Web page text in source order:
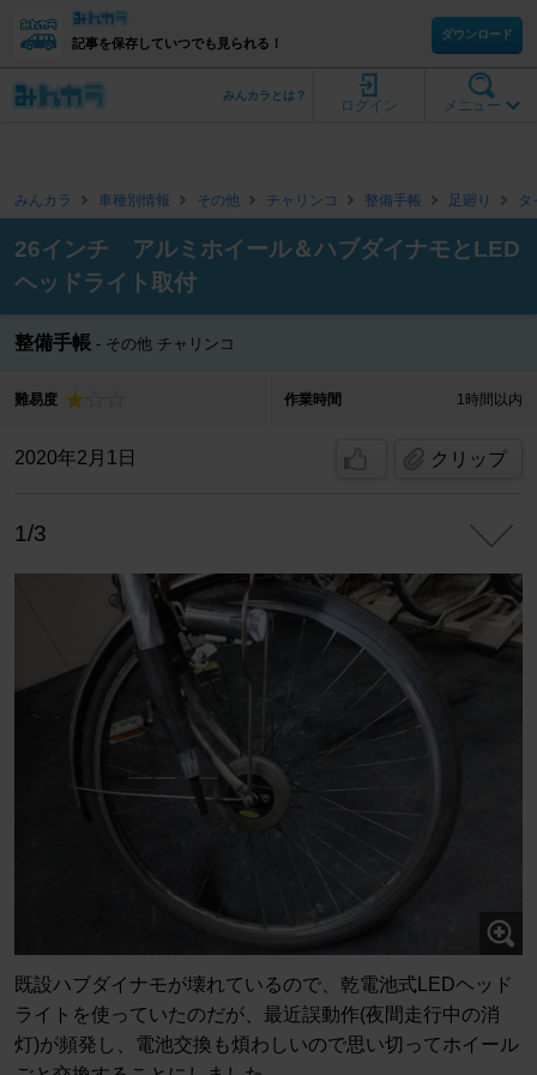
記事を保存していつでも見られる！
ダウンロード
メニュー
ログイン
みんカラとは？
みんカラ 車種別情報 その他 チャリンコ 整備手帳 足廻り タ
26インチ アルミホイール＆ハブダイナモとLED
ヘッドライト取付
整備手帳 その他 チャリンコ
難易度 作業時間 1時間以内
2020年2月1日 クリップ
1/3
既設ハブダイナモが壊れているので、乾電池式LEDヘッド
ライトを使っていたのだが、最近誤動作(夜間走行中の消
灯)が頻発し、電池交換も煩わしいので思い切ってホイール